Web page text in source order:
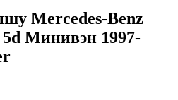
Mercedes-Benz
Минивэн 1997-